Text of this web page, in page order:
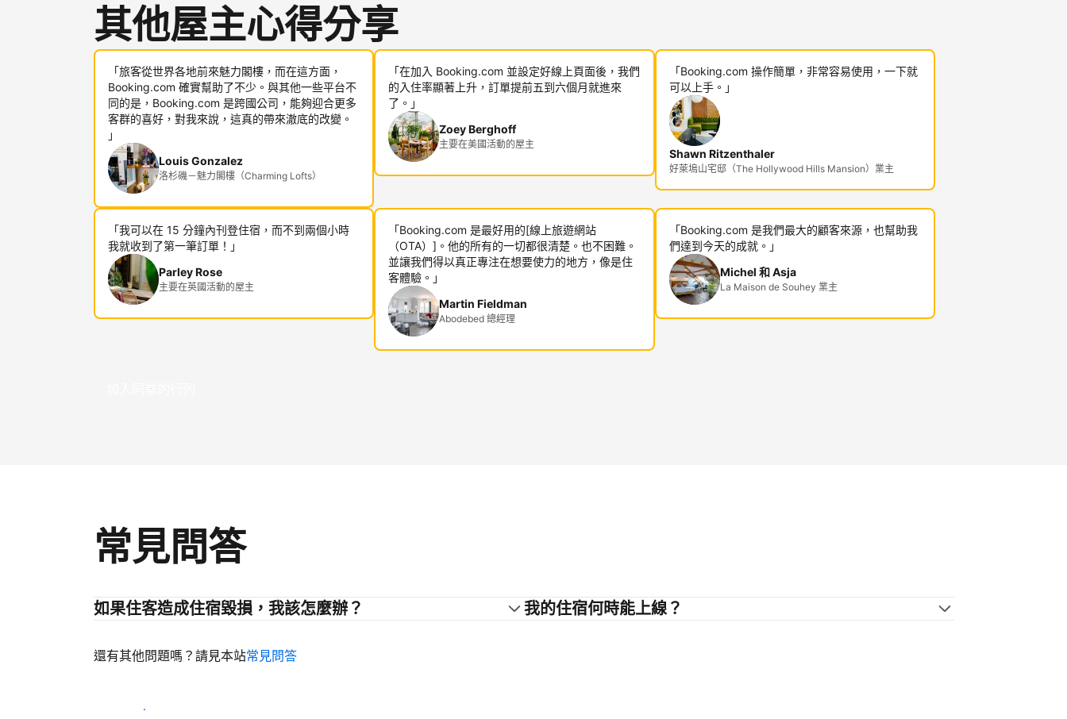
其他屋主心得分享
「旅客從世界各地前來魅力閣樓，而在這方面，
Booking.com 確實幫助了不少。與其他一些平台不
同的是，Booking.com 是跨國公司，能夠迎合更多
客群的喜好，對我來說，這真的帶來澈底的改變。
」
Louis Gonzalez
洛杉磯－魅力閣樓（Charming Lofts）
「在加入 Booking.com 並設定好線上頁面後，我們
的入住率顯著上升，訂單提前五到六個月就進來
了。」
Zoey Berghoff
主要在美國活動的屋主
「Booking.com 操作簡單，非常容易使用，一下就
可以上手。」
Shawn Ritzenthaler
好萊塢山宅邸（The Hollywood Hills Mansion）業主
「我可以在 15 分鐘內刊登住宿，而不到兩個小時
我就收到了第一筆訂單！」
Parley Rose
主要在英國活動的屋主
「Booking.com 是最好用的[線上旅遊網站
（OTA）]。他的所有的一切都很清楚。也不困難。
並讓我們得以真正專注在想要使力的地方，像是住
客體驗。」
Martin Fieldman
Abodebed 總經理
「Booking.com 是我們最大的顧客來源，也幫助我
們達到今天的成就。」
Michel 和 Asja
La Maison de Souhey 業主
加入同業的行列
常見問答
如果住客造成住宿毀損，我該怎麼辦？ 我的住宿何時能上線？
還有其他問題嗎？請見本站常見問答
開始迎接住客